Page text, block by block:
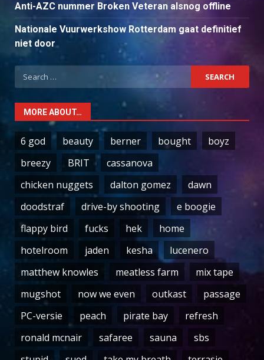
Anti-AZC nummer Broken Veteran alsnog offline
Nationale Vuurwerkshow Rotterdam gaat definitief
niet door
Search
for:
MORE ABOUT…
6 god beauty berner bought
boyz
breezy
BRIT
cassanova
chicken nuggets
dalton gomez
dawn
doodstraf
drive-by shooting
e boogie
flappy bird
fucks hek
home
hotelroom
jaden kesha
lucenero
matthew knowles
meatless farm
mix tape
mugshot
now we even outkast
passage
PC-versie
peach pirate bay
refresh
ronald mcnair
safaree sauna
sbs